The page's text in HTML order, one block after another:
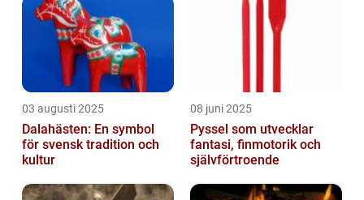
03 augusti 2025
Dalahästen: En symbol
för svensk tradition och
kultur
08 juni 2025
Pyssel som utvecklar
fantasi, finmotorik och
självförtroende